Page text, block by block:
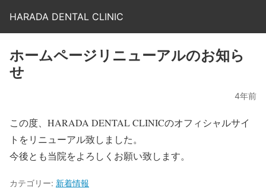
HARADA DENTAL CLINIC
ホームページリニューアルのお知ら
せ
4年前
この度、HARADA DENTAL CLINICのオフィシャルサイ
トをリニューアル致しました。
今後とも当院をよろしくお願い致します。
カテゴリー: 新着情報